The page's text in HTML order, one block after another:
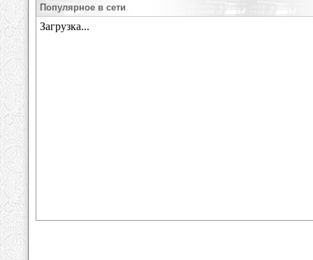
Популярное в сети